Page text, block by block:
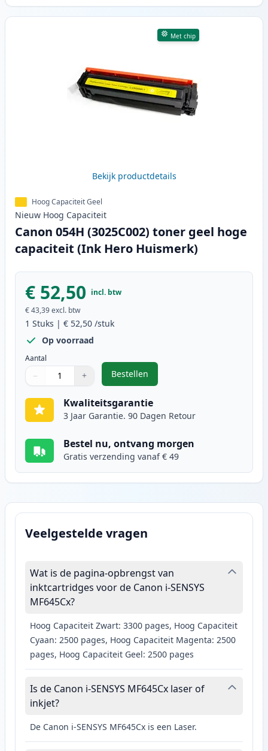
Met chip
Bekijk productdetails
Hoog Capaciteit Geel
Nieuw Hoog Capaciteit
Canon 054H (3025C002) toner geel hoge
capaciteit (Ink Hero Huismerk)
€ 52,50 incl. btw
€ 43,39excl. btw
1 Stuks | € 52,50 /stuk
Op voorraad
Aantal
Gebruik de knoppen om aan te passen
− +
1
Bestellen
,Canon 054H (3025C002) toner
Kwaliteitsgarantie
3 Jaar Garantie. 90 Dagen Retour
Bestel nu, ontvang morgen
Gratis verzending vanaf € 49
Veelgestelde vragen
Wat is de pagina-opbrengst van
inktcartridges voor de Canon i-SENSYS
MF645Cx?
Hoog Capaciteit Zwart: 3300 pages, Hoog Capaciteit
Cyaan: 2500 pages, Hoog Capaciteit Magenta: 2500
pages, Hoog Capaciteit Geel: 2500 pages
Is de Canon i-SENSYS MF645Cx laser of
inkjet?
De Canon i-SENSYS MF645Cx is een Laser.